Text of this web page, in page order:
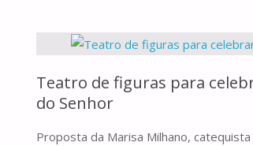
E
O
Teatro de figuras para
do Senhor
Proposta da Marisa Milhano,